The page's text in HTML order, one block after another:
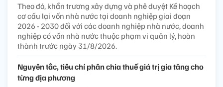
Theo đó, khẩn trương xây dựng và phê duyệt Kế hoạch
cơ cấu lại vốn nhà nước tại doanh nghiệp giai đoạn
2026 - 2030 đối với các doanh nghiệp nhà nước, doanh
nghiệp có vốn nhà nước thuộc phạm vi quản lý, hoàn
thành trước ngày 31/8/2026.
Nguyên tắc, tiêu chí phân chia thuế giá trị gia tăng cho
từng địa phương